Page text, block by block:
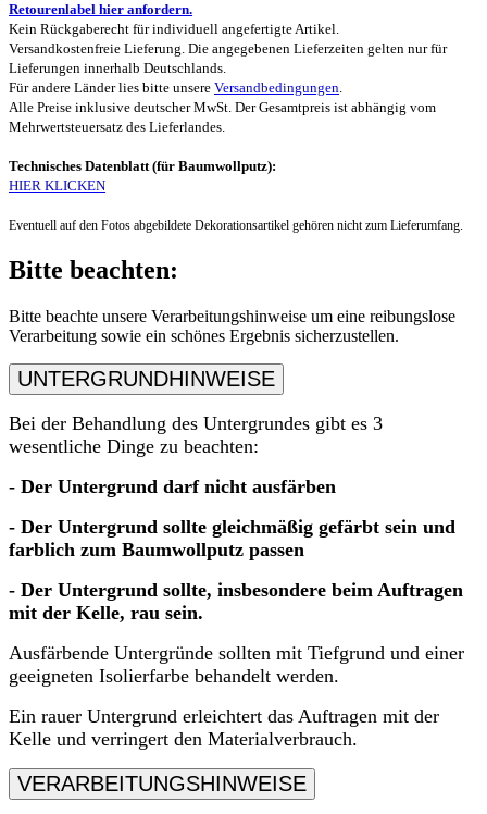
Retourenlabel hier anfordern.
Kein Rückgaberecht für individuell angefertigte Artikel.
Versandkostenfreie Lieferung. Die angegebenen Lieferzeiten gelten nur für
Lieferungen innerhalb Deutschlands.
Für andere Länder lies bitte unsere Versandbedingungen.
Alle Preise inklusive deutscher MwSt. Der Gesamtpreis ist abhängig vom
Mehrwertsteuersatz des Lieferlandes.
Technisches Datenblatt (für Baumwollputz):
HIER KLICKEN
Eventuell auf den Fotos abgebildete Dekorationsartikel gehören nicht zum Lieferumfang.
Bitte beachten:
Bitte beachte unsere Verarbeitungshinweise um eine reibungslose
Verarbeitung sowie ein schönes Ergebnis sicherzustellen.
UNTERGRUNDHINWEISE
Bei der Behandlung des Untergrundes gibt es 3
wesentliche Dinge zu beachten:
- Der Untergrund darf nicht ausfärben
- Der Untergrund sollte gleichmäßig gefärbt sein und
farblich zum Baumwollputz passen
- Der Untergrund sollte, insbesondere beim Auftragen
mit der Kelle, rau sein.
Ausfärbende Untergründe sollten mit Tiefgrund und einer
geeigneten Isolierfarbe behandelt werden.
Ein rauer Untergrund erleichtert das Auftragen mit der
Kelle und verringert den Materialverbrauch.
VERARBEITUNGSHINWEISE